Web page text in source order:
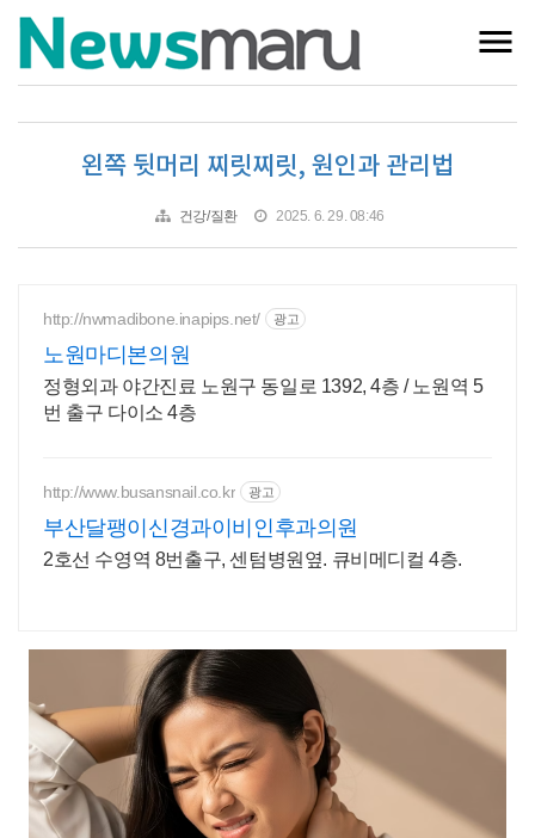
왼쪽 뒷머리 찌릿찌릿, 원인과 관리법
건강/질환 2025. 6. 29. 08:46
http://nwmadibone.inapips.net/ 광고
노원마디본의원
정형외과 야간진료 노원구 동일로 1392, 4층 / 노원역 5
번 출구 다이소 4층
http://www.busansnail.co.kr 광고
부산달팽이신경과이비인후과의원
2호선 수영역 8번출구, 센텀병원옆. 큐비메디컬 4층.